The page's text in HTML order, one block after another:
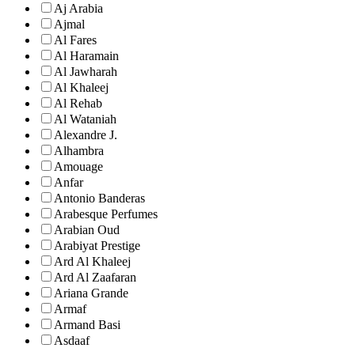
Aj Arabia
Ajmal
Al Fares
Al Haramain
Al Jawharah
Al Khaleej
Al Rehab
Al Wataniah
Alexandre J.
Alhambra
Amouage
Anfar
Antonio Banderas
Arabesque Perfumes
Arabian Oud
Arabiyat Prestige
Ard Al Khaleej
Ard Al Zaafaran
Ariana Grande
Armaf
Armand Basi
Asdaaf